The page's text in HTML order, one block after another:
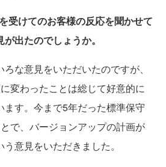
受けてのお客様の反応を聞かせて
出たのでしょうか。
な意見をいただいたのですが、
変わったことは総じて好意的に
ます。今まで5年だった標準保守
で、バージョンアップの計画が
意見をいただきました。